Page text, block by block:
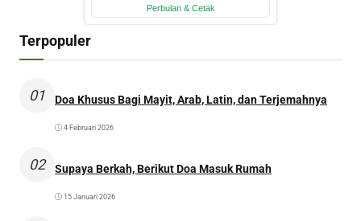
Terpopuler
01 Doa Khusus Bagi Mayit, Arab, Latin, dan Terjemahnya
4 Februari 2026
02 Supaya Berkah, Berikut Doa Masuk Rumah
15 Januari 2026